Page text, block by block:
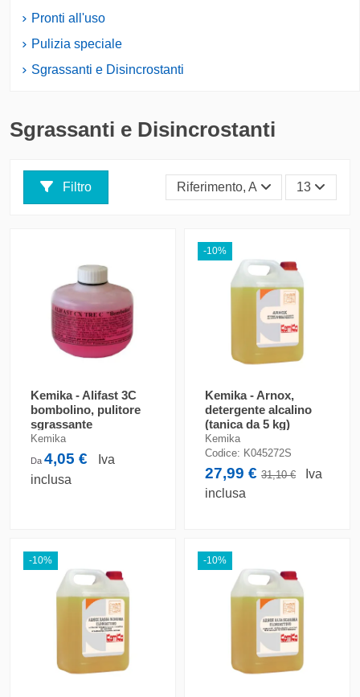
Sgrassanti e Disincrostanti
Filtro Riferimento, A - Z 13
Kemika - Alifast 3C
bombolino, pulitore
sgrassante
Kemika
Da4,05 €
Iva
inclusa
-10%
Kemika - Arnox,
detergente alcalino
(tanica da 5 kg)
Kemika
Codice: K045272S
27,99 €31,10 €
Iva
inclusa
-10% -10%
Pronti all'uso
Pulizia speciale
Sgrassanti e Disincrostanti